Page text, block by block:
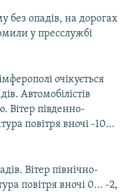
без опадів, на дорогах
у пресслужбі
очікується
Автомобілістів
Вітер південно-
повітря вночі -10...
Вітер північно-
повітря вночі 0... -2,